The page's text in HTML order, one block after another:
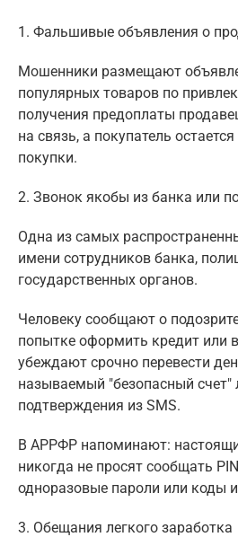
1. Фальшивые объявления о
Мошенники размещают
популярных товаров по
получения предоплаты
на связь, а покупатель
покупки.
2. Звонок якобы из банка или
Одна из самых
имени сотрудников банка,
государственных органов.
Человеку сообщают о
попытке оформить кредит или
убеждают срочно перевести
называемый "безопасный счет"
подтверждения из SMS.
В АРРФР напоминают:
никогда не просят сообщать
одноразовые пароли или коды
3. Обещания легкого заработка